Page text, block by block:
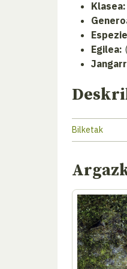
Klasea:
Egilea:
Bilketak